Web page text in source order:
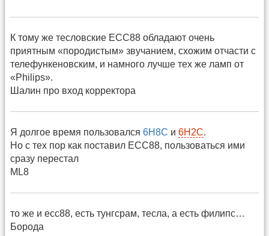
К тому же тесловские ЕСС88 обладают очень
приятным «породистым» звучанием, схожим отчасти с
телефункеновским, и намного лучше тех же ламп от
«Philips».
Шалин про вход корректора
Я долгое время пользовался 6Н8С и 6Н2С.
Но с тех пор как поставил ECC88, пользоваться ими
сразу перестал
ML8
то же и есс88, есть тунгсрам, тесла, а есть филипс…
Борода